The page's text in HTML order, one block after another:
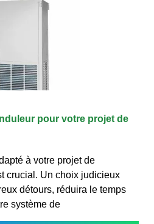
pour votre projet de
à votre projet de
crucial. Un choix judicieux
détours, réduira le temps
système de